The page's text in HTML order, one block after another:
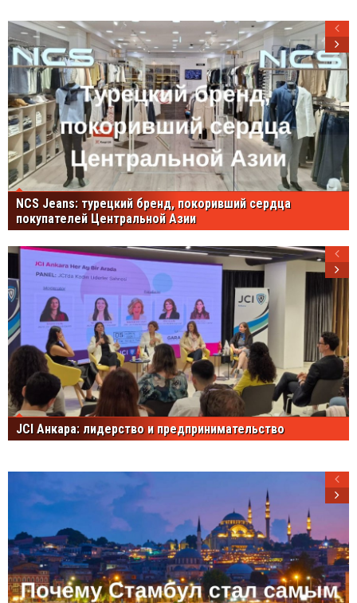
NCS Jeans: турецкий бренд, покоривший сердца
покупателей Центральной Азии
JCI Анкара: лидерство и предпринимательство